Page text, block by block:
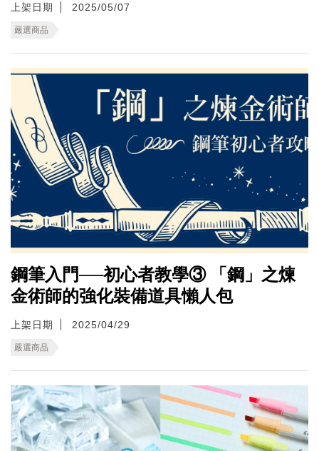
上架日期 2025/05/07
嚴選商品
鋼筆入門──初心者教學③ 「鋼」之煉
金術師的強化裝備道具懶人包
上架日期 2025/04/29
嚴選商品